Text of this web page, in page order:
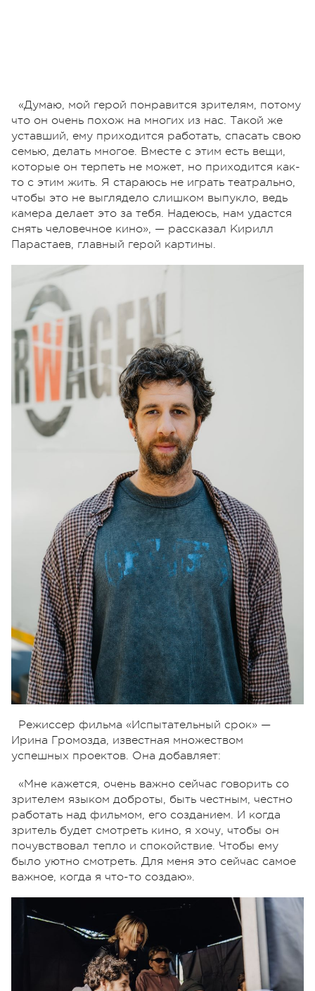
«Думаю, мой герой понравится зрителям, потому
что он очень похож на многих из нас. Такой же
уставший, ему приходится работать, спасать свою
семью, делать многое. Вместе с этим есть вещи,
которые он терпеть не может, но приходится как-
то с этим жить. Я стараюсь не играть театрально,
чтобы это не выглядело слишком выпукло, ведь
камера делает это за тебя. Надеюсь, нам удастся
снять человечное кино», — рассказал Кирилл
Парастаев, главный герой картины.
Режиссер фильма «Испытательный срок» —
Ирина Громозда, известная множеством
успешных проектов. Она добавляет:
«Мне кажется, очень важно сейчас говорить со
зрителем языком доброты, быть честным, честно
работать над фильмом, его созданием. И когда
зритель будет смотреть кино, я хочу, чтобы он
почувствовал тепло и спокойствие. Чтобы ему
было уютно смотреть. Для меня это сейчас самое
важное, когда я что-то создаю».